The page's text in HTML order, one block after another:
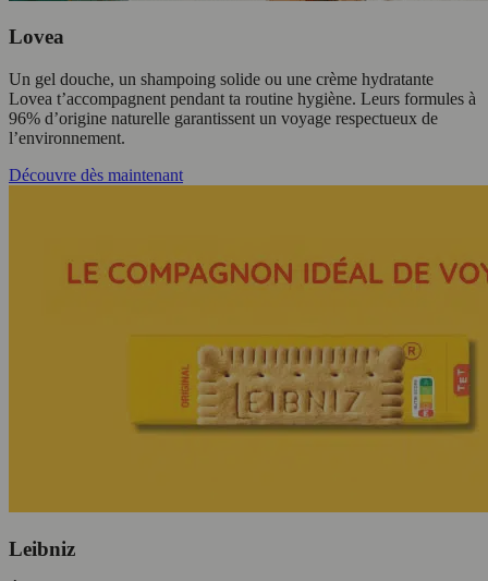
Lovea
Un gel douche, un shampoing solide ou une crème hydratante
Lovea t’accompagnent pendant ta routine hygiène. Leurs formules à
96% d’origine naturelle garantissent un voyage respectueux de
l’environnement.
Découvre dès maintenant
Leibniz